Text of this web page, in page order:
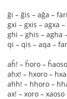
ĝi – ĝis – aĝa –
gxi – gxis – agxa
ghi – ghis – agha
qi – qis – aqa –
aĥ! – ĥoro –
ahx! – hxoro –
ahh! – hhoro –
ax! – xoro –